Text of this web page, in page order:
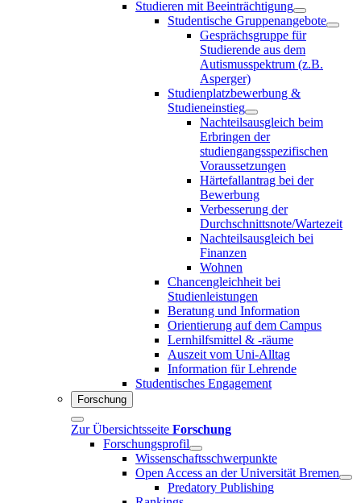
Studieren mit Beeinträchtigung
Studentische Gruppenangebote
Gesprächsgruppe für
Studierende aus dem
Autismusspektrum (z.B.
Asperger)
Studienplatzbewerbung &
Studieneinstieg
Nachteilsausgleich beim
Erbringen der
studiengangsspezifischen
Voraussetzungen
Härtefallantrag bei der
Bewerbung
Verbesserung der
Durchschnittsnote/Wartezeit
Nachteilsausgleich bei
Finanzen
Wohnen
Chancengleichheit bei
Studienleistungen
Beratung und Information
Orientierung auf dem Campus
Lernhilfsmittel & -räume
Auszeit vom Uni-Alltag
Information für Lehrende
Studentisches Engagement
Forschung
Zur Übersichtsseite Forschung
Forschungsprofil
Wissenschaftsschwerpunkte
Open Access an der Universität Bremen
Predatory Publishing